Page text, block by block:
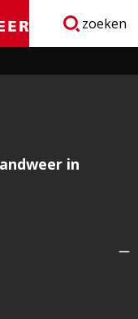
zoeken
in